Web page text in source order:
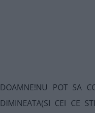
DOAMNE!NU POT SA
DIMINEATA(SI CEI CE